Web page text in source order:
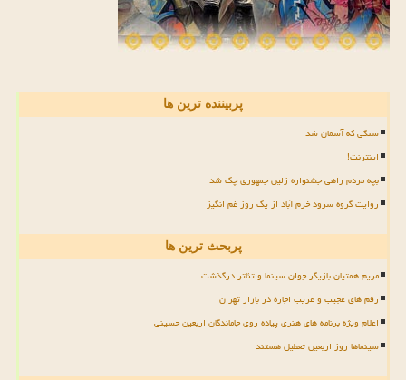
پربیننده ترین ها
سنگی که آسمان شد
اینترنت!
بچه مردم راهی جشنواره زلین جمهوری چک شد
روایت گروه سرود خرم آباد از یک روز غم انگیز
پربحث ترین ها
مریم همتیان بازیگر جوان سینما و تئاتر درگذشت
رقم های عجیب و غریب اجاره در بازار تهران
اعلام ویژه برنامه های هنری پیاده روی جاماندگان اربعین حسینی
سینماها روز اربعین تعطیل هستند